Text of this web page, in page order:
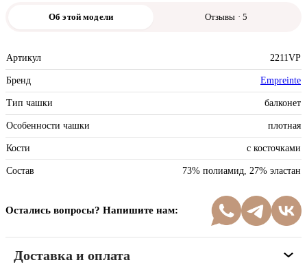
Об этой модели Отзывы · 5
Артикул 2211VP
Бренд Empreinte
Тип чашки балконет
Особенности чашки плотная
Кости с косточками
Состав 73% полиамид, 27% эластан
Остались вопросы? Напишите нам:
Доставка и оплата